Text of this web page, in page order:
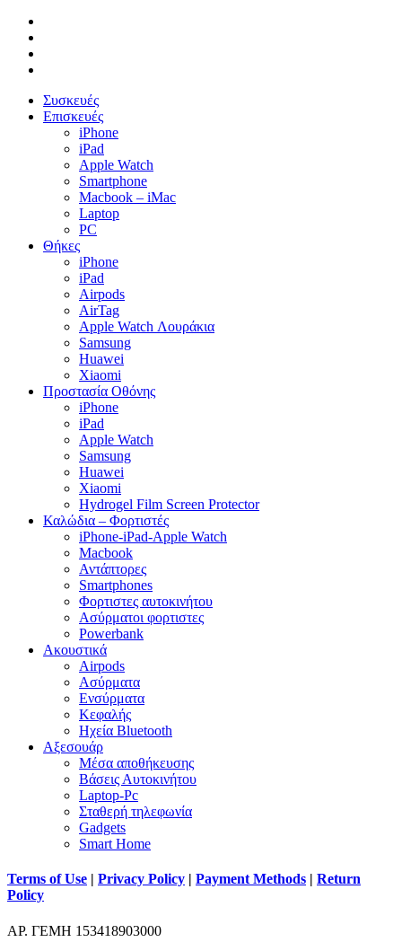
Close
Menu
Συσκευές
Επισκευές
iPhone
iPad
Apple Watch
Smartphone
Macbook – iMac
Laptop
PC
Θήκες
iPhone
iPad
Airpods
AirTag
Apple Watch Λουράκια
Samsung
Huawei
Xiaomi
Προστασία Οθόνης
iPhone
iPad
Apple Watch
Samsung
Huawei
Xiaomi
Hydrogel Film Screen Protector
Καλώδια – Φορτιστές
iPhone-iPad-Apple Watch
Macbook
Αντάπτορες
Smartphones
Φορτιστες αυτοκινήτου
Ασύρματοι φορτιστες
Powerbank
Ακουστικά
Airpods
Ασύρματα
Ενσύρματα
Κεφαλής
Ηχεία Bluetooth
Αξεσουάρ
Μέσα αποθήκευσης
Βάσεις Αυτοκινήτου
Laptop-Pc
Σταθερή τηλεφωνία
Gadgets
Smart Home
Terms of Use Privacy Policy Payment Methods
Return
Policy
ΑΡ. ΓΕΜΗ 153418903000